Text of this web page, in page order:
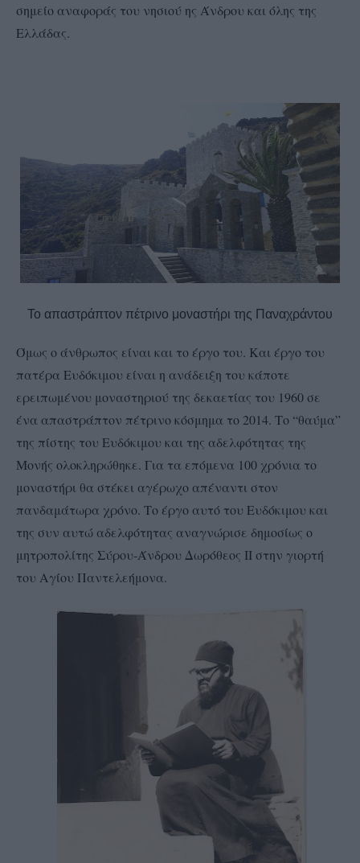
σημείο αναφοράς του νησιού ης Άνδρου και όλης της
Ελλάδας.
Το απαστράπτον πέτρινο μοναστήρι της Παναχράντου
Όμως ο άνθρωπος είναι και το έργο του. Και έργο του
πατέρα Ευδόκιμου είναι η ανάδειξη του κάποτε
ερειπωμένου μοναστηριού της δεκαετίας του 1960 σε
ένα απαστράπτον πέτρινο κόσμημα το 2014. Το “θαύμα”
της πίστης του Ευδόκιμου και της αδελφότητας της
Μονής ολοκληρώθηκε. Για τα επόμενα 100 χρόνια το
μοναστήρι θα στέκει αγέρωχο απέναντι στον
πανδαμάτωρα χρόνο. Το έργο αυτό του Ευδόκιμου και
της συν αυτώ αδελφότητας αναγνώρισε δημοσίως ο
μητροπολίτης Σύρου-Άνδρου Δωρόθεος ΙΙ στην γιορτή
του Αγίου Παντελεήμονα.